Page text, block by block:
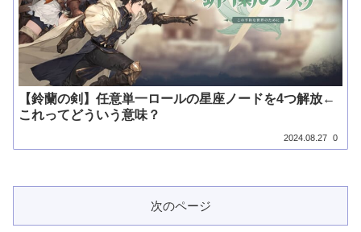
【鈴蘭の剣】任意単一ロールの星座ノードを4つ解放←
これってどういう意味？
2024.08.27 0
次のページ